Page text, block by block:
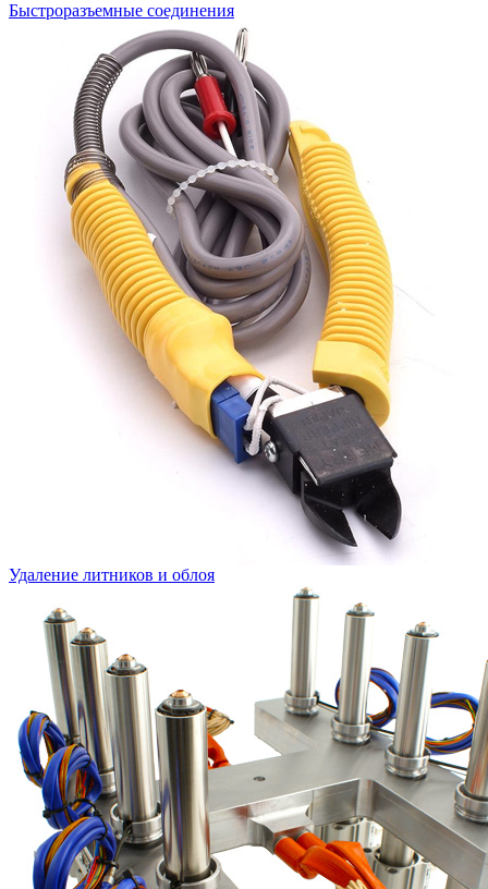
Быстроразъемные соединения
Удаление литников и облоя